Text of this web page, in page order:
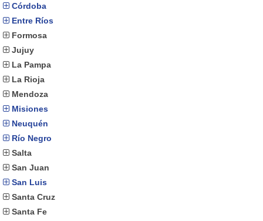
Córdoba
Entre Ríos
Formosa
Jujuy
La Pampa
La Rioja
Mendoza
Misiones
Neuquén
Río Negro
Salta
San Juan
San Luis
Santa Cruz
Santa Fe